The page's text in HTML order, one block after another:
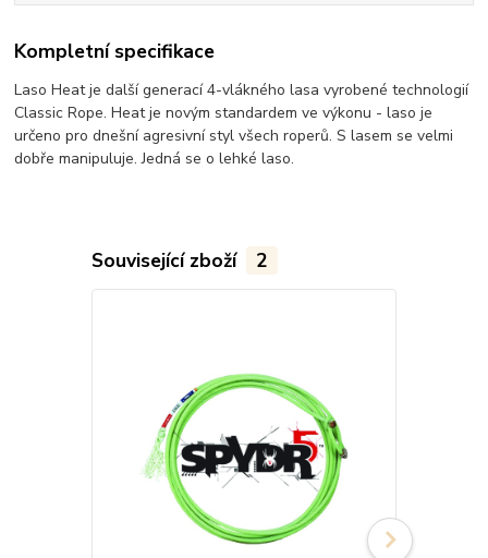
Kompletní specifikace
Laso Heat je další generací 4-vlákného lasa vyrobené technologií
Classic Rope. Heat je novým standardem ve výkonu - laso je
určeno pro dnešní agresivní styl všech roperů. S lasem se velmi
dobře manipuluje. Jedná se o lehké laso.
Související zboží 2